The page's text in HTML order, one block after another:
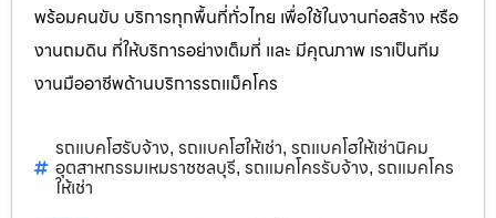
พร้อมคนขับ บริการทุกพื้นที่ทั่วไทย เพื่อใช้ในงานก่อสร้าง หรือ
งานถมดิน ที่ให้บริการอย่างเต็มที่ และ มีคุณภาพ เราเป็นทีม
งานมืออาชีพด้านบริการรถแม็คโคร
รถแบคโฮรับจ้าง, รถแบคโฮให้เช่า, รถแบคโฮให้เช่านิคม
อุตสาหกรรมเหมราชชลบุรี, รถแมคโครรับจ้าง, รถแมคโคร
ให้เช่า